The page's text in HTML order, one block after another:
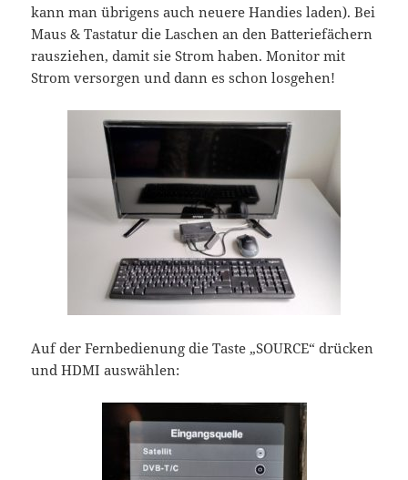
kann man übrigens auch neuere Handies laden). Bei
Maus & Tastatur die Laschen an den Batteriefächern
rausziehen, damit sie Strom haben. Monitor mit
Strom versorgen und dann es schon losgehen!
Auf der Fernbedienung die Taste „SOURCE“ drücken
und HDMI auswählen: